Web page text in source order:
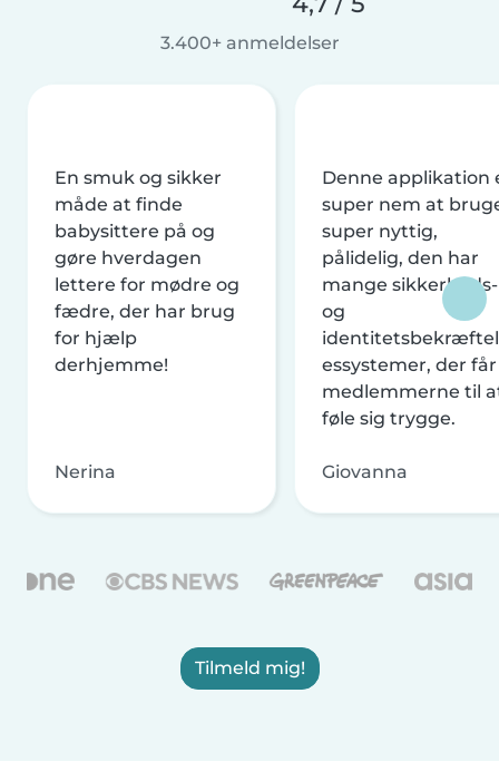
3.400+ anmeldelser
En smuk og sikker
måde at finde
babysittere på og
gøre hverdagen
lettere for mødre og
fædre, der har brug
for hjælp
derhjemme!
Nerina
Denne applikation
super nem at
super nyttig,
pålidelig, den har
mange sikkerheds-
og
essystemer, der får
medlemmerne til
føle sig trygge.
Giovanna
Tilmeld mig!